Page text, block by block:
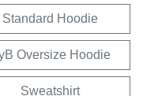
Standard Hoodie
Oversize Hoodie
Sweatshirt